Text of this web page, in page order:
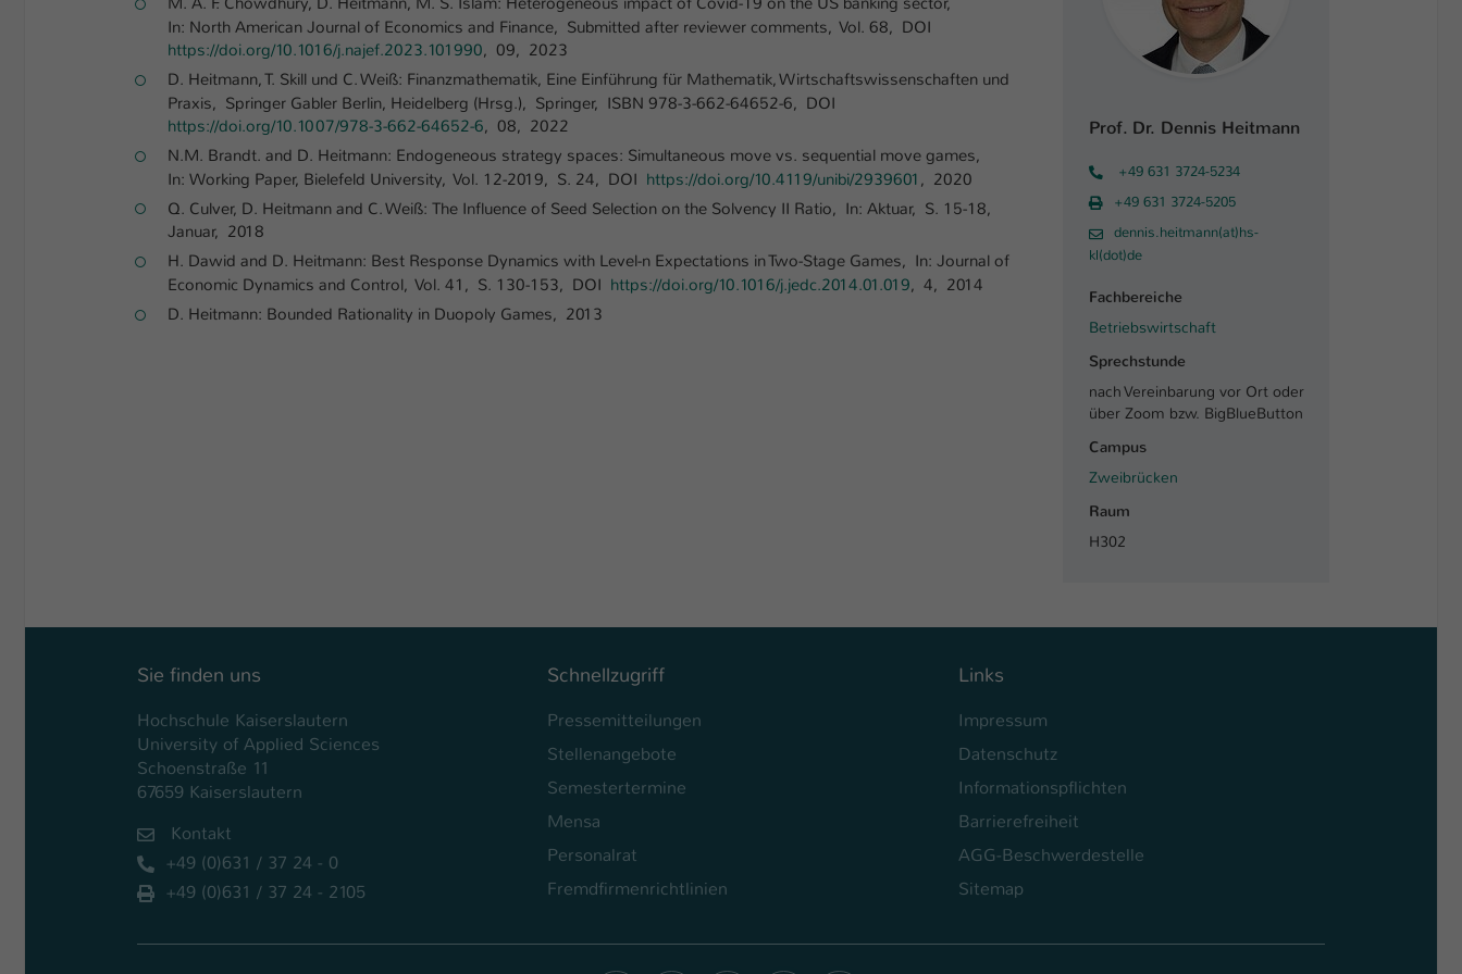
In: North American Journal of Economics and Finance, Submitted after reviewer comments, Vol. 68, DOI
https://doi.org/10.1016/j.najef.2023.101990, 09, 2023
D. Heitmann, T. Skill und C. Weiß: Finanzmathematik, Eine Einführung für Mathematik, Wirtschaftswissenschaften und
Praxis, Springer Gabler Berlin, Heidelberg (Hrsg.), Springer, ISBN 978-3-662-64652-6, DOI
https://doi.org/10.1007/978-3-662-64652-6, 08, 2022
N.M. Brandt. and D. Heitmann: Endogeneous strategy spaces: Simultaneous move vs. sequential move games,
In: Working Paper, Bielefeld University, Vol. 12-2019, S. 24, DOI https://doi.org/10.4119/unibi/2939601 , 2020
Q. Culver, D. Heitmann and C. Weiß: The Influence of Seed Selection on the Solvency II Ratio, In: Aktuar, S. 15-18,
Januar, 2018
H. Dawid and D. Heitmann: Best Response Dynamics with Level-n Expectations in Two-Stage Games, In: Journal of
Economic Dynamics and Control, Vol. 41, S. 130-153, DOI https://doi.org/10.1016/j.jedc.2014.01.019, 4, 2014
D. Heitmann: Bounded Rationality in Duopoly Games, 2013
Prof. Dr. Dennis Heitmann
+49 631 3724-5234
+49 631 3724-5205
dennis.heitmann(at)hs-
kl(dot)de
Fachbereiche
Betriebswirtschaft
Sprechstunde
nach Vereinbarung vor Ort oder
über Zoom bzw. BigBlueButton
Campus
Zweibrücken
Raum
H302
Sie finden uns
Hochschule Kaiserslautern
University of Applied Sciences
Schoenstraße 11
67659 Kaiserslautern
Kontakt
+49 (0)631 / 37 24 - 0
+49 (0)631 / 37 24 - 2105
Schnellzugriff
Pressemitteilungen
Stellenangebote
Semestertermine
Mensa
Personalrat
Fremdfirmenrichtlinien
Links
Impressum
Datenschutz
Informationspflichten
Barrierefreiheit
AGG-Beschwerdestelle
Sitemap
Name
Anbieter TYPO3
Zweck
Dieses Cookie wird verwendet, um Ihre Cookie-
Einstellungen für diese Website zu speichern.
Name SgCookieOptin.lastPreferences
Anbieter
Anbieter
Laufzeit 1 Woche
Dieses Cookie ist ein Standard-Session-Cookie
von TYPO3. Es speichert im Fall eines Intranet-
Benutzer wiedererkannt werden und es wird
be_typo_user
Anbieter TYPO3
Marketing
Diese Cookies werden verwendet um das Nutzungsverhalten der
Besucher auf der Website nachzuverfolgen. Die erhobenen Daten
werden anonymisiert und ausschließlich für interne Zwecke
verwendet.
Anbieter Hochschule Kaiserslautern
Externe Inhalte